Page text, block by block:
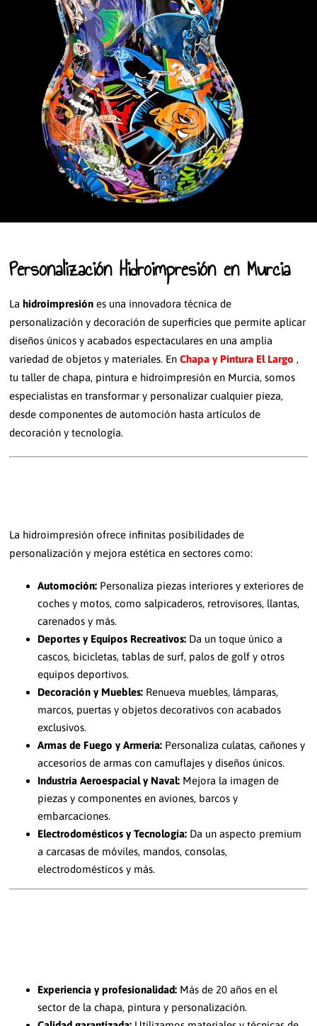
Personalización Hidroimpresión en Murcia
Lahidroimpresión es una innovadora técnica de
personalización y decoración de superficies que permite aplicar
diseños únicos y acabados espectaculares en una amplia
variedad de objetos y materiales. EnChapa y Pintura El Largo ,
tu taller de chapa, pintura e hidroimpresión en Murcia, somos
especialistas en transformar y personalizar cualquier pieza,
desde componentes de automoción hasta artículos de
decoración y tecnología.
La hidroimpresión ofrece infinitas posibilidades de
personalización y mejora estética en sectores como:
Automoción: Personaliza piezas interiores y exteriores de
coches y motos, como salpicaderos, retrovisores, llantas,
carenados y más.
Deportes y Equipos Recreativos: Da un toque único a
cascos, bicicletas, tablas de surf, palos de golf y otros
equipos deportivos.
Decoración y Muebles: Renueva muebles, lámparas,
marcos, puertas y objetos decorativos con acabados
exclusivos.
Armas de Fuego y Armería: Personaliza culatas, cañones y
accesorios de armas con camuflajes y diseños únicos.
Industria Aeroespacial y Naval: Mejora la imagen de
piezas y componentes en aviones, barcos y
embarcaciones.
Electrodomésticos y Tecnología: Da un aspecto premium
a carcasas de móviles, mandos, consolas,
electrodomésticos y más.
Experiencia y profesionalidad: Más de 20 años en el
sector de la chapa, pintura y personalización.